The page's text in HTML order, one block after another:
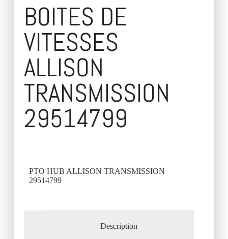
BOITES DE
VITESSES
ALLISON
TRANSMISSION
29514799
PTO HUB ALLISON TRANSMISSION
29514799
Description